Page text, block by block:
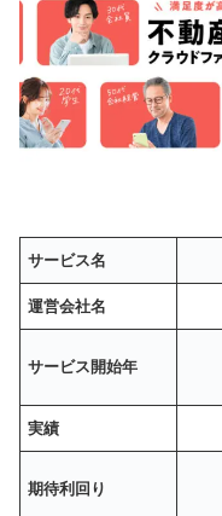
サービス名
運営会社名
サービス開始年
実績
期待利回り